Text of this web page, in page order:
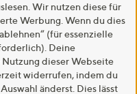
Ware GREEN LOUNGE
mit Heizfunktion &
Nackenkissen
97,48
von
(5)
Bewertungen
Wir nutzen diese für
Werbung. Wenn du dies
(für essenzielle
Deine
dieser Webseite
widerrufen, indem du
änderst. Dies lässt